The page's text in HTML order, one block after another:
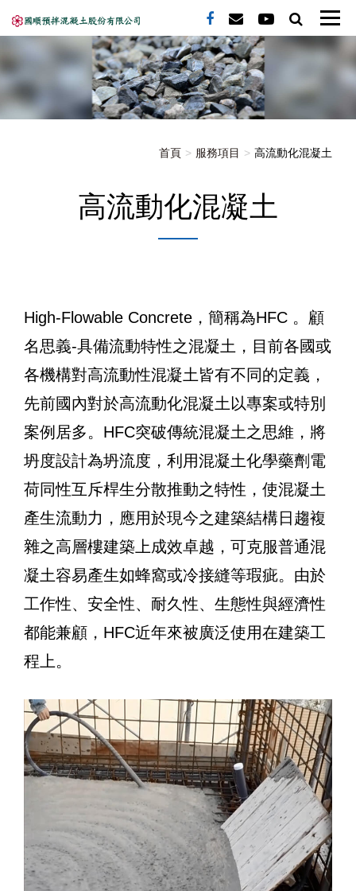
首頁 服務項目 高流動化混凝土
高流動化混凝土
High-Flowable Concrete，簡稱為HFC 。顧
名思義-具備流動特性之混凝土，目前各國或
各機構對高流動性混凝土皆有不同的定義，
先前國內對於高流動化混凝土以專案或特別
案例居多。HFC突破傳統混凝土之思維，將
坍度設計為坍流度，利用混凝土化學藥劑電
荷同性互斥桿生分散推動之特性，使混凝土
產生流動力，應用於現今之建築結構日趨複
雜之高層樓建築上成效卓越，可克服普通混
凝土容易產生如蜂窩或冷接縫等瑕疵。由於
工作性、安全性、耐久性、生態性與經濟性
都能兼顧，HFC近年來被廣泛使用在建築工
程上。